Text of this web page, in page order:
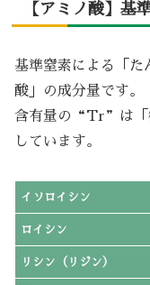
【アミノ酸】基
基準窒素による「た
酸」の成分量です。
含有量の“Tr”は「
しています。
イソロイシン
ロイシン
リシン（リジン）